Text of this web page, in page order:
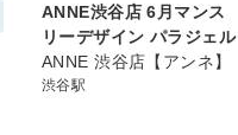
ANNE渋谷店 6月マンス
リーデザイン パラジェル
ANNE 渋谷店【アンネ】
渋谷駅